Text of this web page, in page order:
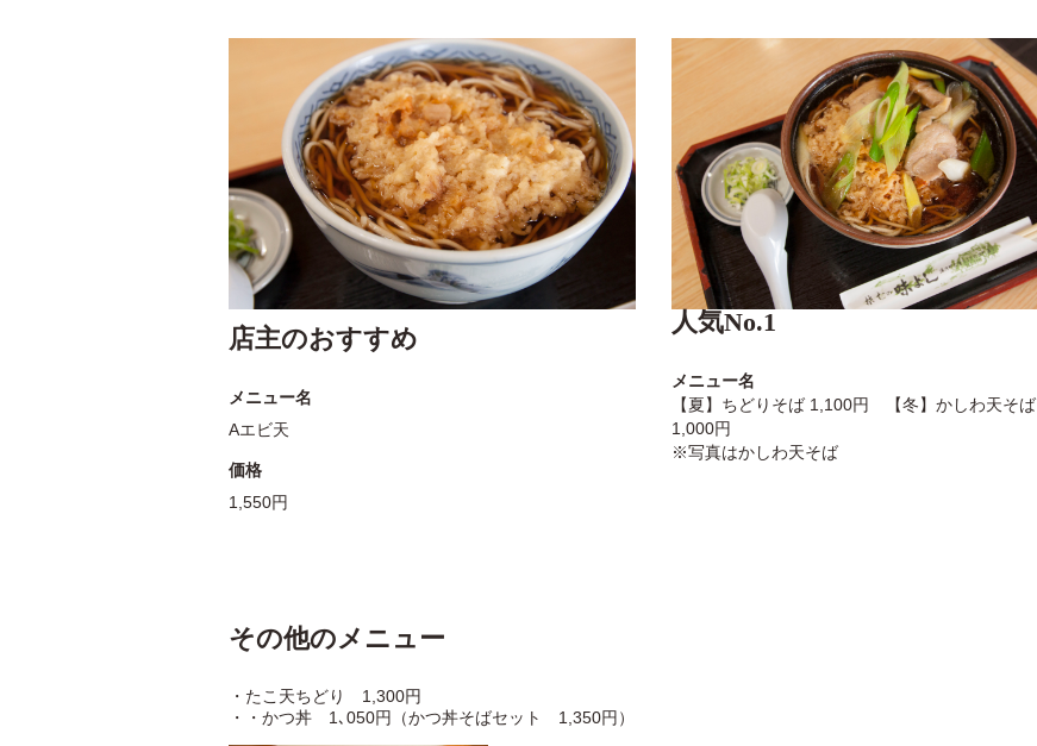
店主のおすすめ
メニュー名
Aエビ天
価格
1,550円
人気No.1
メニュー名
【夏】ちどりそば 1,100円 【冬】かしわ天そば
1,000円
※写真はかしわ天そば
その他のメニュー
・たこ天ちどり 1,300円
・・かつ丼 1､050円（かつ丼そばセット 1,350円）